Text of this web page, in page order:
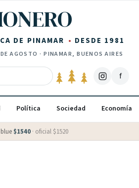
DE PINAMAR DESDE 1981
AGOSTO · PINAMAR, BUENOS AIRES
f
Política Sociedad Economía
$1540 · oficial $1520